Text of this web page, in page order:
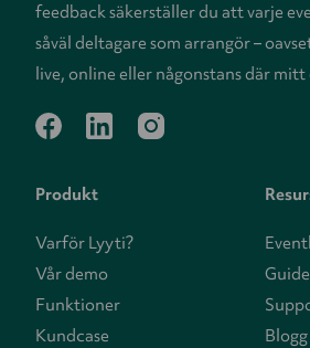
feedback säkerställer du att varje
såväl deltagare som arrangör –
live, online eller någonstans där mitt
facebooklinkedininstagram
Produkt
Varför Lyyti?
Vår demo
Funktioner
Kundcase
Blogg